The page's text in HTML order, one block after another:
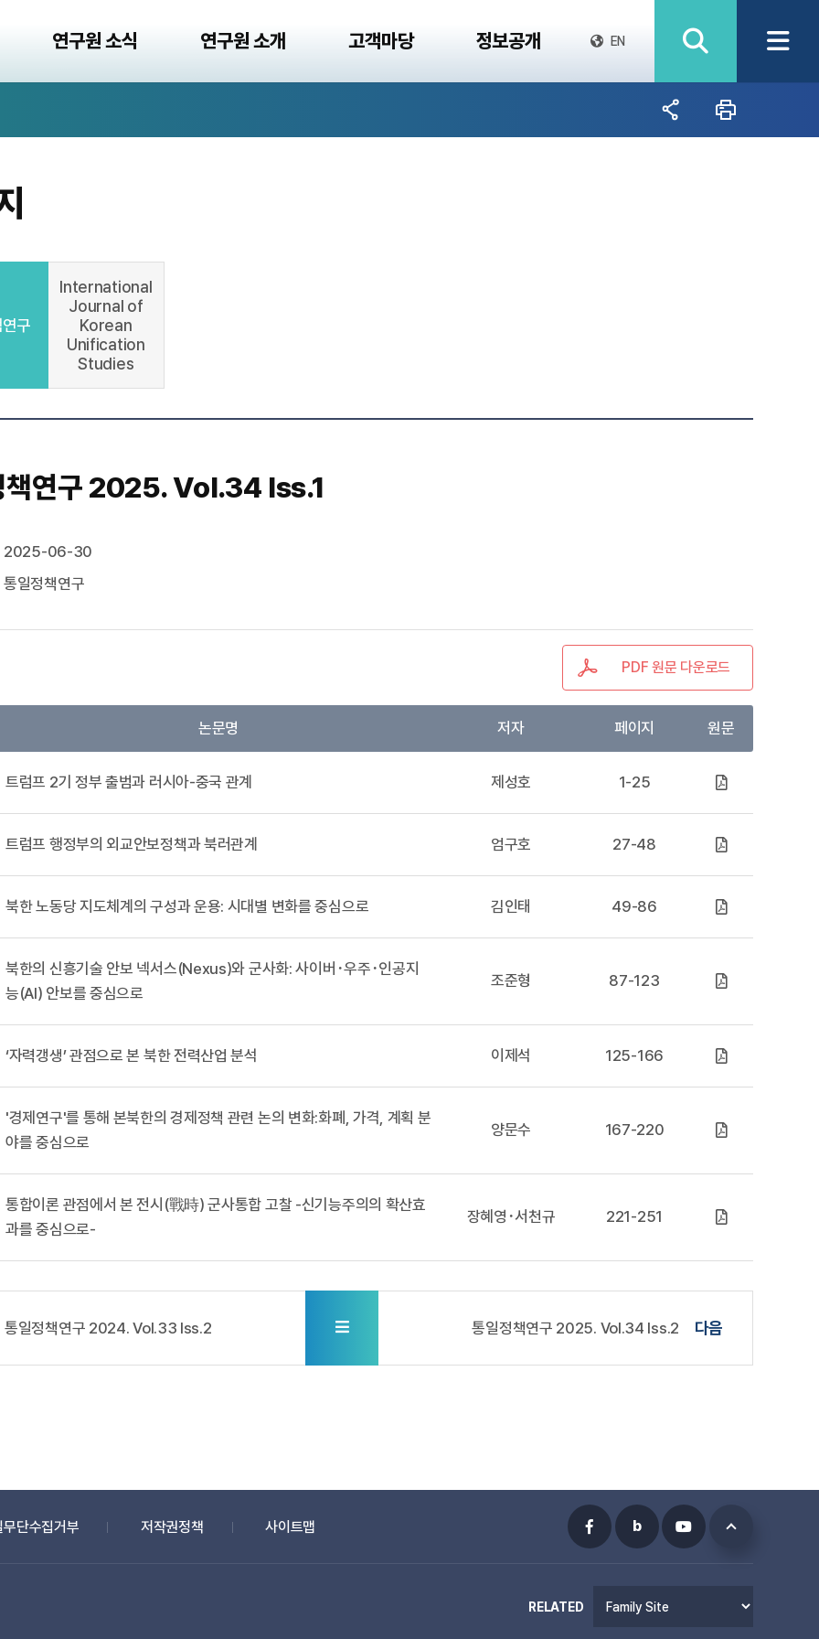
연구원 소식 연구원 소개 고객마당 정보공개 EN
구
International
Journal of
Korean
Unification
Studies
책연구 2025. Vol.34 Iss.1
2025-06-30
통일정책연구
PDF 원문 다운로드
논문명 저자 페이지 원문
트럼프 2기 정부 출범과 러시아-중국 관계 제성호 1-25
트럼프 행정부의 외교안보정책과 북러관계 엄구호 27-48
북한 노동당 지도체계의 구성과 운용: 시대별 변화를 중심으로 김인태 49-86
북한의 신흥기술 안보 넥서스(Nexus)와 군사화: 사이버･우주･인공지
능(AI) 안보를 중심으로
조준형 87-123
‘자력갱생’ 관점으로 본 북한 전력산업 분석 이제석 125-166
'경제연구'를 통해 본북한의 경제정책 관련 논의 변화:화폐, 가격, 계획 분
야를 중심으로
양문수 167-220
통합이론 관점에서 본 전시(戰時) 군사통합 고찰 -신기능주의의 확산효
과를 중심으로-
장혜영･서천규 221-251
통일정책연구 2024. Vol.33 Iss.2 통일정책연구 2025. Vol.34 Iss.2
무단수집거부 저작권정책 사이트맵